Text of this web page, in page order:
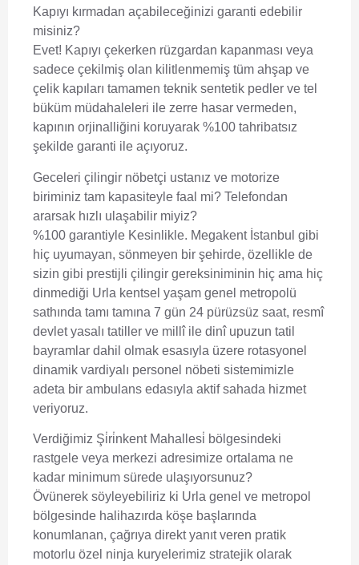
Kapıyı kırmadan açabileceğinizi garanti edebilir
misiniz?
Evet! Kapıyı çekerken rüzgardan kapanması veya
sadece çekilmiş olan kilitlenmemiş tüm ahşap ve
çelik kapıları tamamen teknik sentetik pedler ve tel
büküm müdahaleleri ile zerre hasar vermeden,
kapının orjinalliğini koruyarak %100 tahribatsız
şekilde garanti ile açıyoruz.
Geceleri çilingir nöbetçi ustanız ve motorize
biriminiz tam kapasiteyle faal mi? Telefondan
ararsak hızlı ulaşabilir miyiz?
%100 garantiyle Kesinlikle. Megakent İstanbul gibi
hiç uyumayan, sönmeyen bir şehirde, özellikle de
sizin gibi prestijli çilingir gereksiniminin hiç ama hiç
dinmediği Urla kentsel yaşam genel metropolü
sathında tamı tamına 7 gün 24 pürüzsüz saat, resmî
devlet yasalı tatiller ve millî ile dinî upuzun tatil
bayramlar dahil olmak esasıyla üzere rotasyonel
dinamik vardiyalı personel nöbeti sistemimizle
adeta bir ambulans edasıyla aktif sahada hizmet
veriyoruz.
Verdiğimiz Şi̇ri̇nkent Mahallesi̇ bölgesindeki
rastgele veya merkezi adresimize ortalama ne
kadar minimum sürede ulaşıyorsunuz?
Övünerek söyleyebiliriz ki Urla genel ve metropol
bölgesinde halihazırda köşe başlarında
konumlanan, çağrıya direkt yanıt veren pratik
motorlu özel ninja kuryelerimiz stratejik olarak